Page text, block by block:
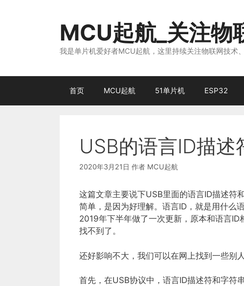
MCU起航_关注物
我是单片机爱好者MCU起航，这里持续关注物联网技术
首页 MCU起航 51单片机 ESP32
USB的语言ID描
2020年3月21日 作者 MCU起航
这篇文章主要说下USB里面的语言ID描述符
简单，是因为好理解。语言ID，就是用什么
2019年下半年做了一次更新，原本和语言
找不到了。
还好影响不大，我们可以在网上找到一些别
首先，在USB协议中，语言ID描述符和字符